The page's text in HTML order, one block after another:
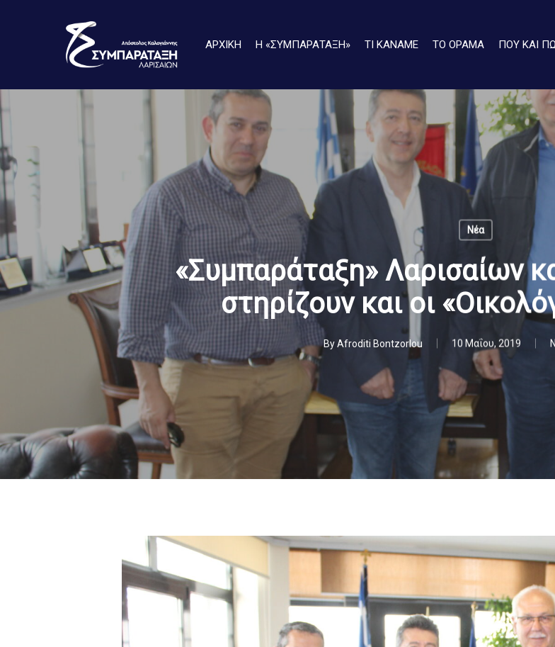
ΑΡΧΙΚΗ Η «ΣΥΜΠΑΡΑΤΑΞΗ» ΤΙ ΚΑΝΑΜΕ ΤΟ ΟΡΑΜΑ ΠΟΥ ΚΑΙ
Νέα
«Συμπαράταξη» Λαρισαίων
στηρίζουν και οι
By Afroditi Bontzorlou 10 Μαΐου, 2019